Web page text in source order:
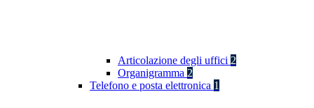
Articolazione degli uffici 2
Organigramma 2
Telefono e posta elettronica 1